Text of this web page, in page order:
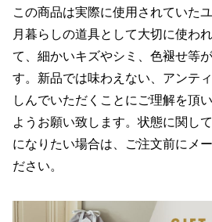
この商品は実際に使用されていた
月暮らしの道具として大切に使わ
て、細かいキズやシミ、色褪せ等
す。新品では味わえない、アンテ
しんでいただくことにご理解を頂
ようお願い致します。状態に関し
になりたい場合は、ご注文前にメ
ださい。